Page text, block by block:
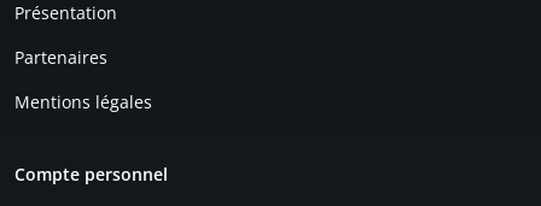
Présentation
Partenaires
Mentions légales
Compte personnel